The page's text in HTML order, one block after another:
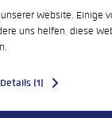
Website. Einige
uns helfen, diese
(1)